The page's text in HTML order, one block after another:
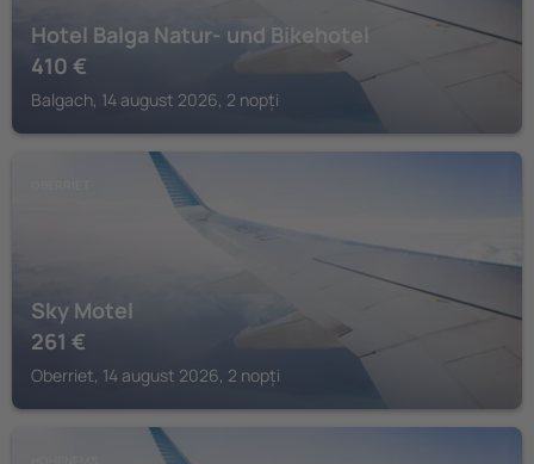
Hotel Balga Natur- und Bikehotel
410 €
Balgach, 14 august 2026, 2 nopți
Sky Motel
261 €
Oberriet, 14 august 2026, 2 nopți